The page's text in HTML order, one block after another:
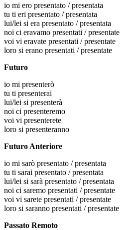
io mi ero presentato / presentata
tu ti eri presentato / presentata
lui/lei si era presentato / presentata
noi ci eravamo presentati / presentate
voi vi eravate presentati / presentate
loro si erano presentati / presentate
Futuro
io mi presenterò
tu ti presenterai
lui/lei si presenterà
noi ci presenteremo
voi vi presenterete
loro si presenteranno
Futuro Anteriore
io mi sarò presentato / presentata
tu ti sarai presentato / presentata
lui/lei si sarà presentato / presentata
noi ci saremo presentati / presentate
voi vi sarete presentati / presentate
loro si saranno presentati / presentate
Passato Remoto